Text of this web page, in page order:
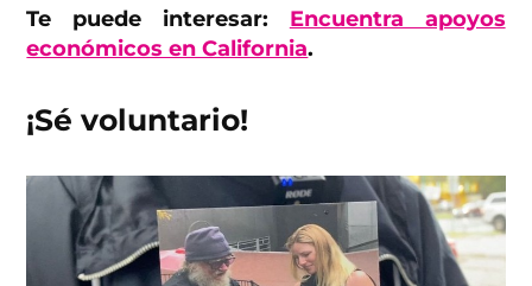
Te puede interesar: Encuentra apoyos
económicos en California.
¡Sé voluntario!